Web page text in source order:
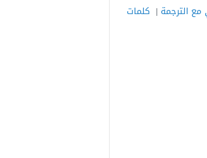
مع الترجمة | كلمات